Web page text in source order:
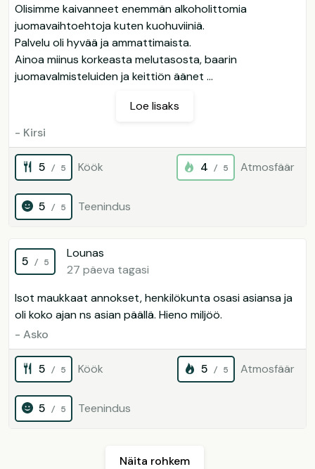
Olisimme kaivanneet enemmän alkoholittomia
juomavaihtoehtoja kuten kuohuviiniä.
Palvelu oli hyvää ja ammattimaista.
Ainoa miinus korkeasta melutasosta, baarin
juomavalmisteluiden ja keittiön äänet ...
Loe lisaks
- Kirsi
5 / 5 Köök 4 / 5 Atmosfäär
5 / 5 Teenindus
5 / 5
Lounas
27 päeva tagasi
Isot maukkaat annokset, henkilökunta osasi asiansa ja
oli koko ajan ns asian päällä. Hieno miljöö.
- Asko
5 / 5 Köök 5 / 5 Atmosfäär
5 / 5 Teenindus
Näita rohkem